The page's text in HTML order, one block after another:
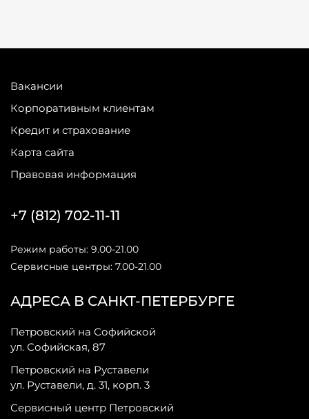
Вакансии
Корпоративным клиентам
Кредит и страхование
Карта сайта
Правовая информация
АДРЕСА В САНКТ-ПЕТЕРБУРГЕ
Петровский на Софийской
ул. Софийская, 87
Петровский на Руставели
ул. Руставели, д. 31, корп. 3
Сервисный центр Петровский
+7 (812) 702-11-11
Режим работы: 9.00-21.00
Сервисные центры: 7.00-21.00